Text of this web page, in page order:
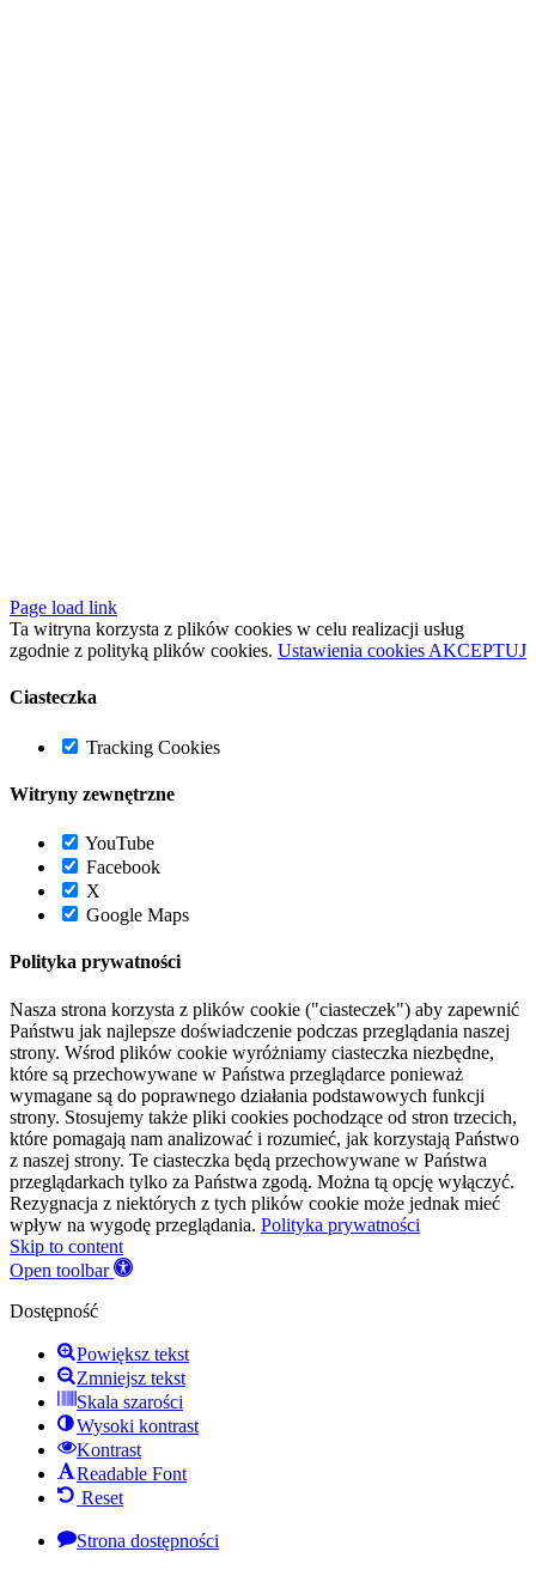
Page load link
Ta witryna korzysta z plików cookies w celu realizacji usług
zgodnie z polityką plików cookies. Ustawienia cookies AKCEPTUJ
Ciasteczka
Tracking Cookies
Witryny zewnętrzne
YouTube
Facebook
X
Google Maps
Polityka prywatności
Nasza strona korzysta z plików cookie ("ciasteczek") aby zapewnić
Państwu jak najlepsze doświadczenie podczas przeglądania naszej
strony. Wśrod plików cookie wyróżniamy ciasteczka niezbędne,
które są przechowywane w Państwa przeglądarce ponieważ
wymagane są do poprawnego działania podstawowych funkcji
strony. Stosujemy także pliki cookies pochodzące od stron trzecich,
które pomagają nam analizować i rozumieć, jak korzystają Państwo
z naszej strony. Te ciasteczka będą przechowywane w Państwa
przeglądarkach tylko za Państwa zgodą. Można tą opcję wyłączyć.
Rezygnacja z niektórych z tych plików cookie może jednak mieć
wpływ na wygodę przeglądania. Polityka prywatności
Skip to content
Open toolbar
Dostępność
Powiększ tekst
Zmniejsz tekst
Skala szarości
Wysoki kontrast
Kontrast
Readable Font
Reset
Strona dostępności